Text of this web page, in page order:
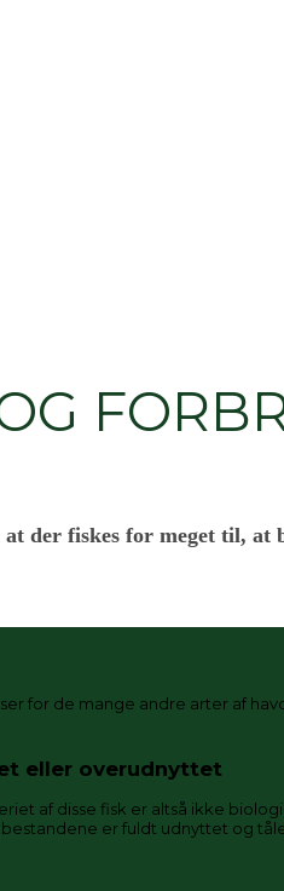
fiskes for meget til, at
de mange andre arter af
eller overudnyttet
af disse fisk er altså ikke
er fuldt udnyttet og